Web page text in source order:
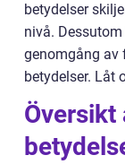
betydelser
nivå.
genomgång av
betydelser. Låt
Översikt